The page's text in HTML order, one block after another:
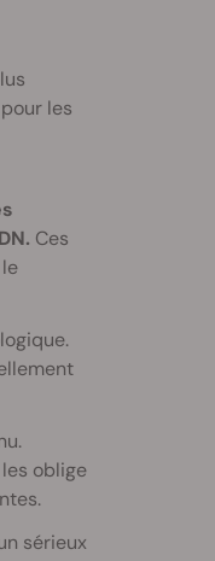
les
Ces
oblige
sérieux